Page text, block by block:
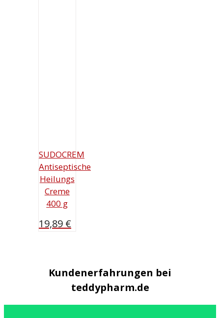
SUDOCREM
Antiseptische
Heilungs
Creme
400 g
19,89 €
Kundenerfahrungen bei
teddypharm.de